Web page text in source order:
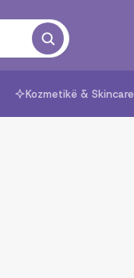
Kozmetikë & Skincare